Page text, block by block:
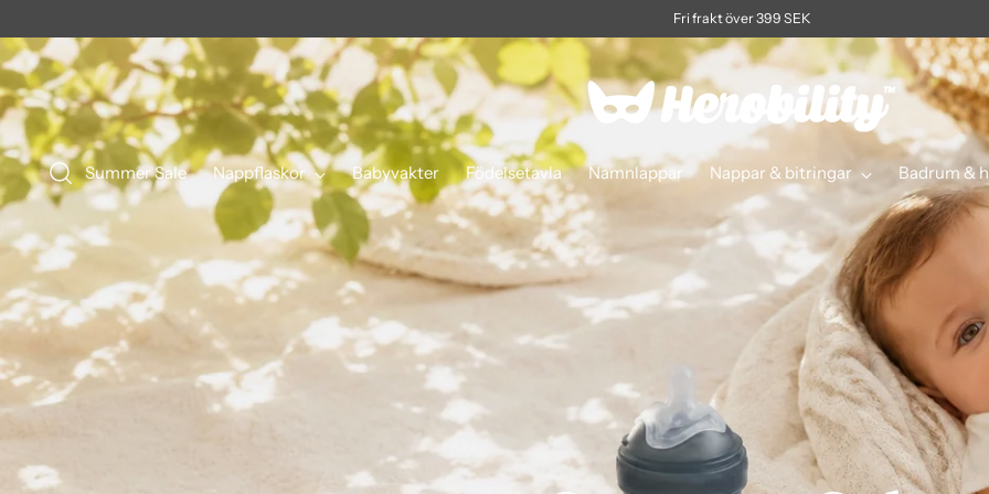
Fri frakt över 399 SEK
Summer Sale Nappflaskor Babyvakter Födelsetavla Namnlappar Nappar & bitringar Badrum &